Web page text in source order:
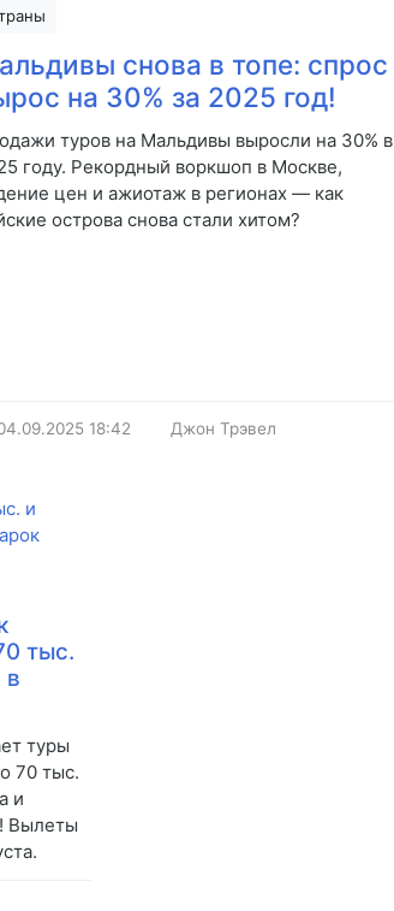
снова в топе: спрос
на 30% за 2025 год!
туров на Мальдивы выросли на 30% в
году. Рекордный воркшоп в Москве,
цен и ажиотаж в регионах — как
острова снова стали хитом?
18:42 Джон Трэвел
тыс.
в
туры
70 тыс.
и
Вылеты